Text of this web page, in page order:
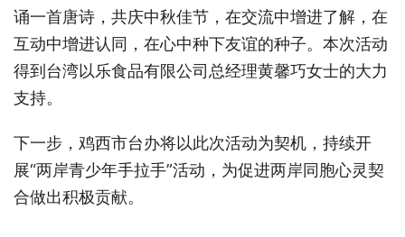
诵一首唐诗，共庆中秋佳节，在交流中增进了解，在
互动中增进认同，在心中种下友谊的种子。本次活动
得到台湾以乐食品有限公司总经理黄馨巧女士的大力
支持。
下一步，鸡西市台办将以此次活动为契机，持续开
展“两岸青少年手拉手”活动，为促进两岸同胞心灵契
合做出积极贡献。